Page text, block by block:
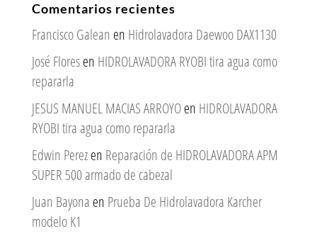
Comentarios recientes
Francisco Galean en Hidrolavadora Daewoo DAX1130
José Floresen HIDROLAVADORA RYOBI tira agua como
repararla
JESUS MANUEL MACIAS ARROYOen HIDROLAVADORA
RYOBI tira agua como repararla
Edwin Perezen Reparación de HIDROLAVADORA APM
SUPER 500 armado de cabezal
Juan Bayona en Prueba De Hidrolavadora Karcher
modelo K1